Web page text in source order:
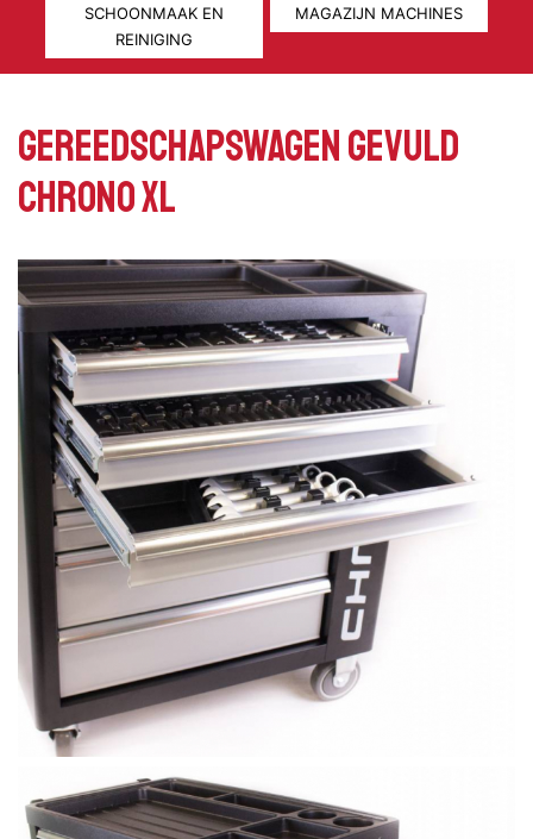
SCHOONMAAK EN
REINIGING
MAGAZIJN MACHINES
Gereedschapswagen gevuld
Chrono XL